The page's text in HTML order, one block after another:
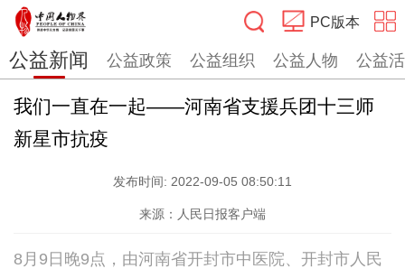
PC版本
搜索
公益新闻 公益政策 公益组织 公益人物 公益
我们一直在一起——河南省支援兵团十三师
新星市抗疫
发布时间: 2022-09-05 08:50:11
来源：人民日报客户端
8月9日晚9点，由河南省开封市中医院、开封市人民